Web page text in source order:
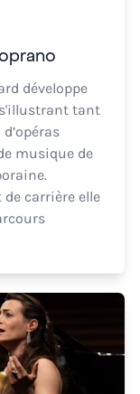
développe
tant
musique de
carrière elle